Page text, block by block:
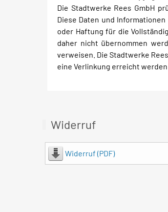
Die Stadtwerke Rees GmbH
Diese Daten und
oder Haftung für die
daher nicht übernommen
verweisen. Die Stadtwerke
eine Verlinkung erreicht
Widerruf
Widerruf (PDF)